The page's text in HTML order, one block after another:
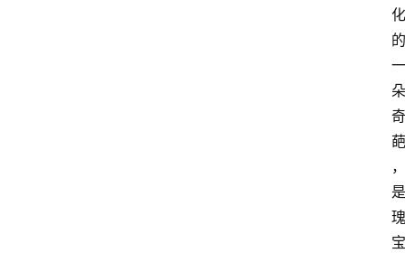
化
的
一
朵
奇
葩
，
是
瑰
宝